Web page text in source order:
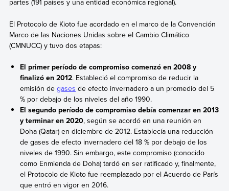
partes (191 países y una entidad económica regional).
El Protocolo de Kioto fue acordado en el marco de la Convención
Marco de las Naciones Unidas sobre el Cambio Climático
(CMNUCC) y tuvo dos etapas:
El primer período de compromiso comenzó en 2008 y
finalizó en 2012. Estableció el compromiso de reducir la
emisión degases de efecto invernadero a un promedio del 5
% por debajo de los niveles del año 1990.
El segundo período de compromiso debía comenzar en 2013
y terminar en 2020, según se acordó en una reunión en
Doha (Qatar) en diciembre de 2012. Establecía una reducción
de gases de efecto invernadero del 18 % por debajo de los
niveles de 1990. Sin embargo, este compromiso (conocido
como Enmienda de Doha) tardó en ser ratificado y, finalmente,
el Protocolo de Kioto fue reemplazado por el Acuerdo de París
que entró en vigor en 2016.